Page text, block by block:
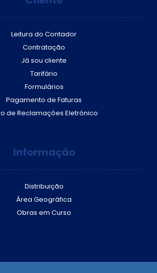
Leitura do Contador
Contratação
Já sou cliente
Tarifário
Formulários
Pagamento de Faturas
de Reclamações Eletrónico
Informação
Distribuição
Área Geográfica
Obras em Curso